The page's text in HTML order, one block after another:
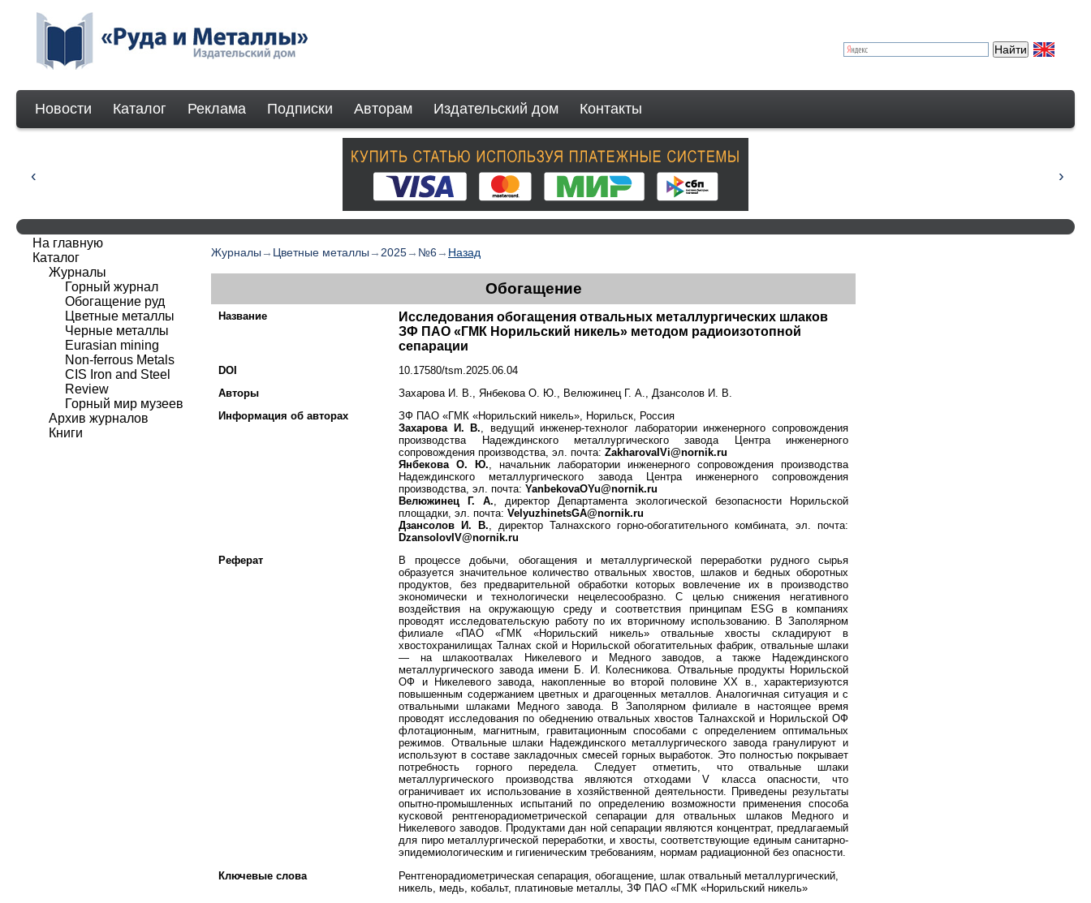
Новости Каталог Реклама Подписки Авторам Издательский дом Контакты
Журналы → Цветные металлы → 2025→ №6→ Назад
Обогащение
Название
Исследования обогащения отвальных металлургических шлаков
ЗФ ПАО «ГМК Норильский никель» методом радиоизотопной
сепарации
DOI
10.17580/tsm.2025.06.04
Авторы
Захарова И. В., Янбекова О. Ю., Велюжинец Г. А., Дзансолов И. В.
Информация об авторах
ЗФ ПАО «ГМК «Норильский никель», Норильск, Россия
Захарова И. В., ведущий инженер-технолог лаборатории инженерного сопровождения
производства Надеждинского металлургического завода Центра инженерного
сопровождения производства, эл. почта:ZakharovaIVi@nornik.ru
Янбекова О. Ю., начальник лаборатории инженерного сопровождения производства
Надеждинского металлургического завода Центра инженерного сопровождения
производства, эл. почта:YanbekovaOYu@nornik.ru
Велюжинец Г. А., директор Департамента экологической безопасности Норильской
площадки, эл. почта:VelyuzhinetsGA@nornik.ru
Дзансолов И. В., директор Талнахского горно-обогатительного комбината, эл. почта:
DzansolovIV@nornik.ru
Реферат
В процессе добычи, обогащения и металлургической переработки рудного сырья
образуется значительное количество отвальных хвостов, шлаков и бедных оборотных
продуктов, без предварительной обработки которых вовлечение их в производство
экономически и технологически нецелесообразно. С целью снижения негативного
воздействия на окружающую среду и соответствия принципам ESG в компаниях
проводят исследовательскую работу по их вторичному использованию. В Заполярном
филиале «ПАО «ГМК «Норильский никель» отвальные хвосты складируют в
хвостохранилищах Талнах ской и Норильской обогатительных фабрик, отвальные шлаки
— на шлакоотвалах Никелевого и Медного заводов, а также Надеждинского
металлургического завода имени Б. И. Колесникова. Отвальные продукты Норильской
ОФ и Никелевого завода, накопленные во второй половине XX в., характеризуются
повышенным содержанием цветных и драгоценных металлов. Аналогичная ситуация и с
отвальными шлаками Медного завода. В Заполярном филиале в настоящее время
проводят исследования по обеднению отвальных хвостов Талнахской и Норильской ОФ
флотационным, магнитным, гравитационным способами с определением оптимальных
режимов. Отвальные шлаки Надеждинского металлургического завода гранулируют и
используют в составе закладочных смесей горных выработок. Это полностью покрывает
потребность горного передела. Следует отметить, что отвальные шлаки
металлургического производства являются отходами V класса опасности, что
ограничивает их использование в хозяйственной деятельности. Приведены результаты
опытно-промышленных испытаний по определению возможности применения способа
кусковой рентгенорадиометрической сепарации для отвальных шлаков Медного и
Никелевого заводов. Продуктами дан ной сепарации являются концентрат, предлагаемый
для пиро металлургической переработки, и хвосты, соответствующие единым санитарно-
эпидемиологическим и гигиеническим требованиям, нормам радиационной без опасности.
Ключевые слова
Рентгенорадиометрическая сепарация, обогащение, шлак отвальный металлургический,
никель, медь, кобальт, платиновые металлы, ЗФ ПАО «ГМК «Норильский никель»
На главную
Каталог
Журналы
Горный журнал
Обогащение руд
Цветные металлы
Черные металлы
Eurasian mining
Non-ferrous Мetals
CIS Iron and Steel
Review
Горный мир музеев
Архив журналов
Книги